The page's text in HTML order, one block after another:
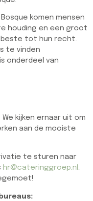
komen mensen
houding en een groot
beste tot hun recht.
te vinden
onderdeel van
kijken ernaar uit om
aan de mooiste
te sturen naar
hr@cateringgroep.nl.